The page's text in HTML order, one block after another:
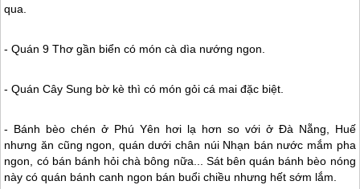
qua.
- Quán 9 Thơ gần biển có món cà dìa nướng ngon.
- Quán Cây Sung bờ kè thì có món gỏi cá mai đặc biệt.
- Bánh bèo chén ở Phú Yên hơi lạ hơn so với ở Đà Nẵng, Huế
nhưng ăn cũng ngon, quán dưới chân núi Nhạn bán nước mắm pha
ngon, có bán bánh hỏi chà bông nữa... Sát bên quán bánh bèo nóng
này có quán bánh canh ngon bán buổi chiều nhưng hết sớm lắm.